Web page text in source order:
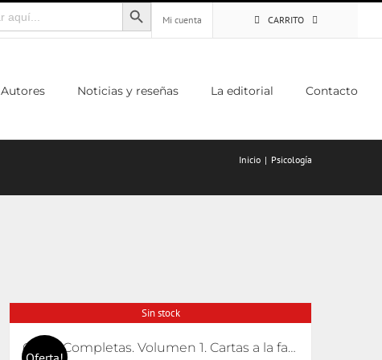
Mi cuenta
CARRITO
Autores Noticias y reseñas La editorial Contacto
Inicio Psicología
Sin stock
Obras Completas. Volumen 1. Cartas a la familia, escritos pediátricos y La defensa maníaca